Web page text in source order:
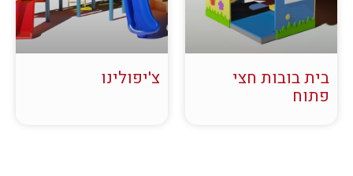
בית בובות חצי
פתוח
צ'יפולינו